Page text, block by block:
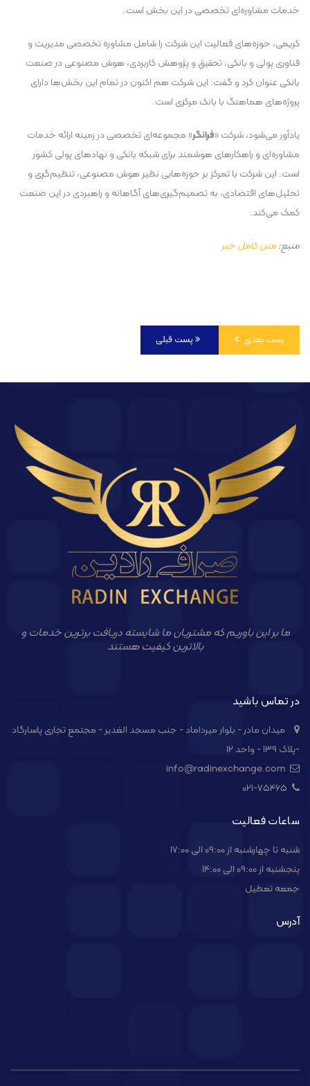
خدمات مشاوره‌ای تخصصی در این بخش است.
کریمی، حوزه‌های فعالیت این شرکت را شامل مشاوره تخصصی مدیریت و
فناوری پولی و بانکی، تحقیق و پژوهش کاربردی، هوش مصنوعی در صنعت
بانکی عنوان کرد و گفت: این شرکت هم اکنون در تمام این بخش‌ها دارای
پروژه‌های هماهنگ با بانک مرکزی است.
یادآور می‌شود، شرکت «فرانگر» مجموعه‌ای تخصصی در زمینه ارائه خدمات
مشاوره‌ای و راهکار‌های هوشمند برای شبکه بانکی و نهاد‌های پولی کشور
است. این شرکت با تمرکز بر حوزه‌هایی نظیر هوش مصنوعی، تنظیم‌گری و
تحلیل‌های اقتصادی، به تصمیم‌گیری‌های آگاهانه و راهبردی در این صنعت
کمک می‌کند.
منبع:متن کامل خبر
پست قبلی پست بعدی
ما بر این باوریم که مشتریان ما شایسته دریافت برترین خدمات و
بالاترین کیفیت هستند
در تماس باشید
میدان مادر - بلوار میرداماد - جنب مسجد الغدیر - مجتمع تجاری پاسارگاد
-پلاک ۱۳۹ - واحد ۱۲
021-۷۵۴۶۵
ساعات فعالیت
شنبه تا چهارشنبه از 09:00 الی 17:00
پنجشنبه از 09:00 الی 14:00
جمعه تعطیل
آدرس